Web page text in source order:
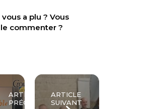
a plu ? Vous
commenter ?
ARTICLE
PRÉCÉDENT
ARTICLE
SUIVANT